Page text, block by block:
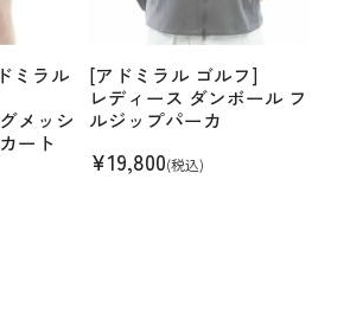
ミラル
メッシ
ート
[アドミラル ゴルフ]
レディース ダンボール フ
ルジップパーカ
¥19,800(税込)